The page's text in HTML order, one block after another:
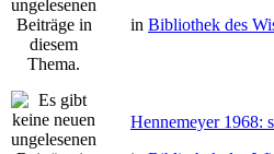
in Bibliothek des
Hennemeyer 1968: